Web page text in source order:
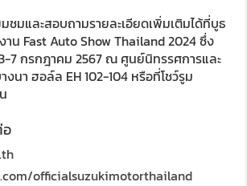
ชมและสอบถามรายละเอียดเพิ่มเติมได้ที่บูธ
น Fast Auto Show Thailand 2024 ซึ่ง
7 กรกฎาคม 2567 ณ ศูนย์นิทรรศการและ
งนา ฮอล์ล EH 102-104 หรือที่โชว์รูม
officialsuzukimotorthailand